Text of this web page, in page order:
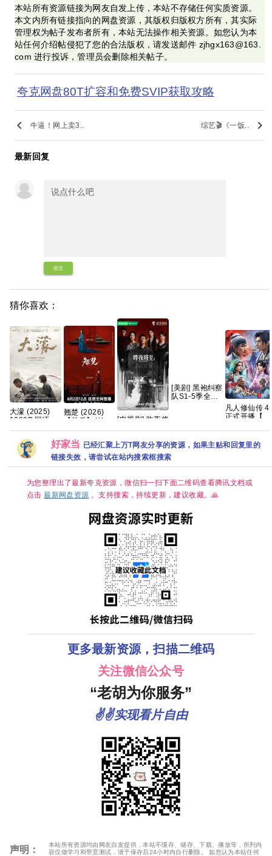
本站所有资源链接为网友自发上传，本站不存储任何实质资源。
本文内所有链接指向的网盘资源，其版权归版权方所有，其实际
管理权为帖子发布者所有，本站无法操作相关资源。如您认为本
站任何介绍帖侵犯了您的合法版权，请发送邮件 zjhgx163@163.
com 进行投诉，管理员会删除相关帖子。
夸克网盘80T扩容和免费SVIP获取攻略
keyboard_arrow_left 牛逼！网上卖3.. 综艺🎬《一饭.. keyboard_arrow_right
最新回复
提交
猜你喜欢：
大濛 (2025)
1080P 国语中
翘楚‎ (2026)
【楚后】4K
HDR SDR HQ
高码率
AAC2.0 中字
【1～6GB/
集】陈都灵/周
[电视剧] 昨夜将
集) [12.2G]
[美剧] 黑袍纠察
队S1-5季全
凡人修仙传 4K
正式开播【更
慕兰之战附以
往的
好家当 已经汇聚上万T网友分享的资源，如果主贴和回复里的
链接失效，请尝试在站内搜索框搜索
为您整理出了最新夸克资源，微信扫一扫下面二维码查看腾讯文档或
点击最新网盘资源 。支持搜索，持续更新，建议收藏。🙏
更多最新资源，扫描二维码
关注微信公众号
“老胡为你服务”
✌✌实现看片自由
声明：
本站所有资源均由网友自发提供，本站不缓存、储存、下载、播放等，所列内
容仅做学习和带宽测试，请于保存后24小时内自行删除。 如您认为本站任何